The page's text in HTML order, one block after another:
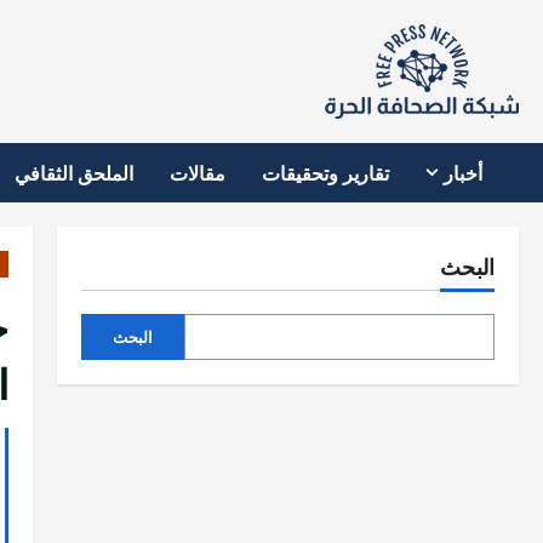
أخبار تقارير وتحقيقات مقالات الملحق الثقافي
البحث
البحث